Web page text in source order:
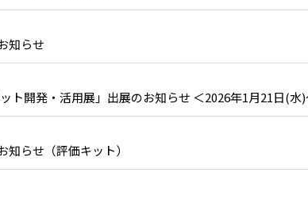
知らせ
ト開発・活用展」出展のお知らせ ＜2026年1月21日(水
らせ（評価キット）